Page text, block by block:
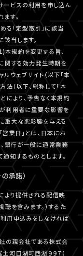
ービスの利用を申し込ん
す。
「定型取引」に該当
該当します。
規約を変更する旨、
する効力発生時期を
ウェブサイト（以下「本
法（以下、総称して「本
により、予告なく本規約
が利用者に重要な影響を
重大な悪影響を与える
営業日」とは、日本にお
銀行が一般に通常業務
知するものとします。
承諾）
より提供される配信映
聴を含みます。）するた
利用申込みをしなければ
の親会社である株式会
河口湖町西湖９９７）